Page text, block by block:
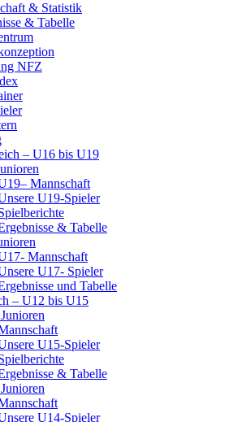
& Statistik
& Tabelle
NFZ
– U16 bis U19
Mannschaft
U19-Spieler
& Tabelle
Mannschaft
U17- Spieler
und Tabelle
– U12 bis U15
U15-Spieler
& Tabelle
U14-Spieler